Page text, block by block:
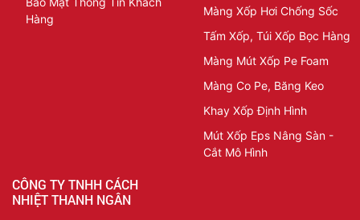
Hàng
Màng Xốp Hơi Chống Sốc
Tấm Xốp, Túi Xốp Bọc Hàng
Màng Mút Xốp Pe Foam
Màng Co Pe, Băng Keo
Khay Xốp Định Hình
Mút Xốp Eps Nâng Sàn -
Cắt Mô Hình
CÔNG TY TNHH CÁCH
NHIỆT THANH NGÂN